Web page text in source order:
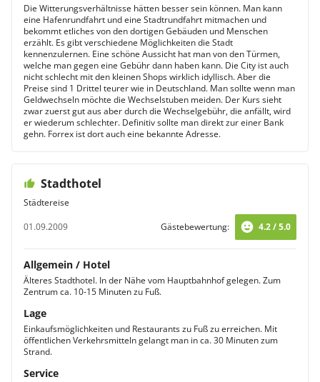
Die Witterungsverhältnisse hätten besser sein können. Man kann
eine Hafenrundfahrt und eine Stadtrundfahrt mitmachen und
bekommt etliches von den dortigen Gebäuden und Menschen
erzählt. Es gibt verschiedene Möglichkeiten die Stadt
kennenzulernen. Eine schöne Aussicht hat man von den Türmen,
welche man gegen eine Gebühr dann haben kann. Die City ist auch
nicht schlecht mit den kleinen Shops wirklich idyllisch. Aber die
Preise sind 1 Drittel teurer wie in Deutschland. Man sollte wenn man
Geldwechseln möchte die Wechselstuben meiden. Der Kurs sieht
zwar zuerst gut aus aber durch die Wechselgebühr, die anfällt, wird
er wiederum schlechter. Definitiv sollte man direkt zur einer Bank
gehn. Forrex ist dort auch eine bekannte Adresse.
Stadthotel
Städtereise
01.09.2009
Gästebewertung: 4.2 / 5.0
Allgemein / Hotel
Älteres Stadthotel. In der Nähe vom Hauptbahnhof gelegen. Zum
Zentrum ca. 10-15 Minuten zu Fuß.
Lage
Einkaufsmöglichkeiten und Restaurants zu Fuß zu erreichen. Mit
öffentlichen Verkehrsmitteln gelangt man in ca. 30 Minuten zum
Strand.
Service